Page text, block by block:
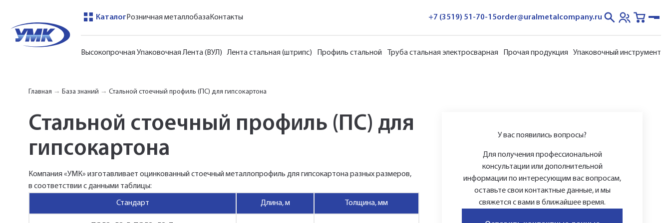
Каталог Розничная металлобазаКонтакты +7 (3519) 51-70-15order@uralmetalcompany.ru
Высокопрочная Упаковочная Лента (ВУЛ) Лента стальная (штрипс) Профиль стальной Труба стальная электросварная Прочая продукция Упаковочный инструмент
Главная База знаний Стальной стоечный профиль (ПС) для гипсокартона
Стальной стоечный профиль (ПС) для
гипсокартона
Компания «УМК» изготавливает оцинкованный стоечный металлопрофиль для гипсокартона разных размеров,
в соответствии с данными таблицы:
Стандарт Длина, м Толщина, мм
У вас появились вопросы?
Для получения профессиональной
консультации или дополнительной
информации по интересующим вас вопросам,
оставьте свои контактные данные, и мы
свяжется с вами в ближайшее время.